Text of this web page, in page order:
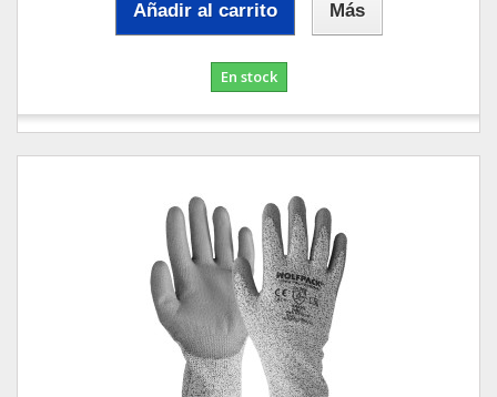
Añadir al carrito Más
En stock